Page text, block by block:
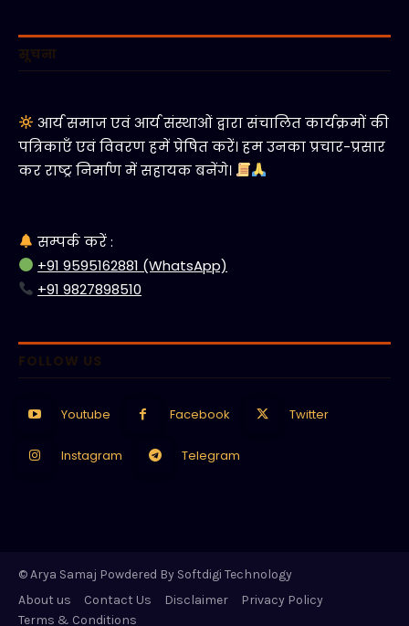
सूचना
आर्य समाज एवं आर्य संस्थाओं द्वारा संचालित कार्यक्रमों की
पत्रिकाएँ एवं विवरण हमें प्रेषित करें। हम उनका प्रचार-प्रसार
कर राष्ट्र निर्माण में सहायक बनेंगे।
सम्पर्क करें :
+91 9595162881 (WhatsApp)
+91 9827898510
FOLLOW US
Youtube Facebook Twitter
Instagram Telegram
© Arya Samaj Powdered By Softdigi Technology
About us
Contact Us Disclaimer
Privacy Policy
Terms & Conditions